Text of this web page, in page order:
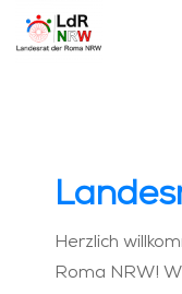
Herzlich
Roma NRW!